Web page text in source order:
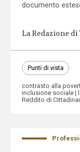
documento
La Redazione
Punti di vista
contrasto alla
inclusione sociale
Reddito di